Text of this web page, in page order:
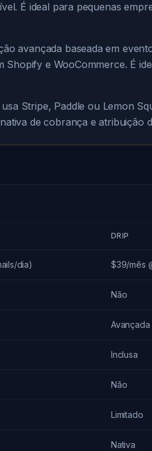
É ideal para pequenas
avançada baseada em
Shopify e WooCommerce. É
Stripe, Paddle ou Lemon
de cobrança e atribuição
DRIP
dia) $39/mês
Não
Avançada
Inclusa
Não
Limitado
Nativa